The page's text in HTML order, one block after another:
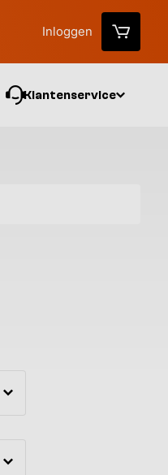
Inloggen
Klantenservice